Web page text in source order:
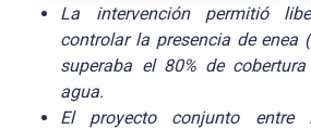
La intervención permitió
controlar la presencia de enea
superaba el 80% de
agua.
El proyecto conjunto entre